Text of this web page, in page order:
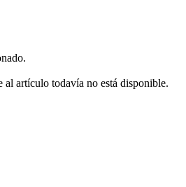
artículo todavía no está disponible.